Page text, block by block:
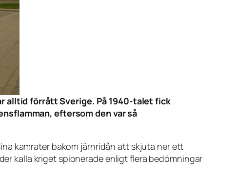
alltid förrått Sverige. På 1940-talet fick
, eftersom den var så
kamrater bakom järnridån att skjuta ner ett
kalla kriget spionerade enligt flera bedömningar